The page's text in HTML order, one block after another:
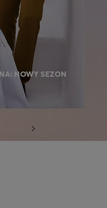
NOWY SEZON